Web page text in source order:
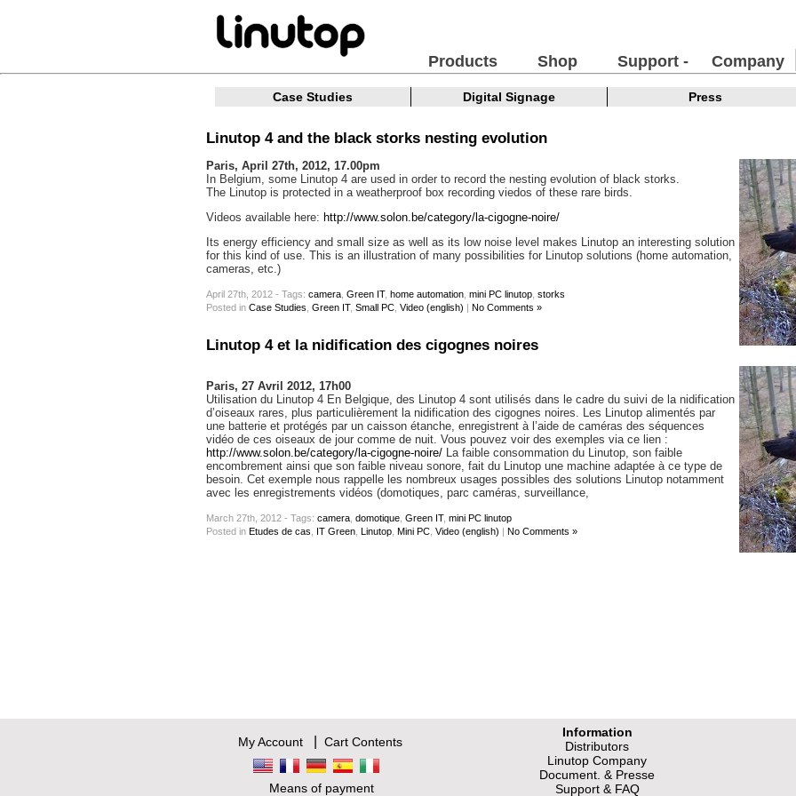
Products Shop
Support -
Company
Case Studies Digital Signage Press
Linutop 4 and the black storks nesting evolution
Paris, April 27th, 2012, 17.00pm
In Belgium, some Linutop 4 are used in order to record the nesting evolution of black storks.
The Linutop is protected in a weatherproof box recording viedos of these rare birds.
Videos available here: http://www.solon.be/category/la-cigogne-noire/
Its energy efficiency and small size as well as its low noise level makes Linutop an interesting solution
for this kind of use. This is an illustration of many possibilities for Linutop solutions (home automation,
cameras, etc.)
April 27th, 2012 - Tags: camera Green IT, home automation mini PC linutop storks
Posted in Case Studies Green IT, Small PC Video (english) | No Comments »
Linutop 4 et la nidification des cigognes noires
Paris, 27 Avril 2012, 17h00
Utilisation du Linutop 4 En Belgique, des Linutop 4 sont utilisés dans le cadre du suivi de la nidification
d’oiseaux rares, plus particulièrement la nidification des cigognes noires. Les Linutop alimentés par
une batterie et protégés par un caisson étanche, enregistrent à l’aide de caméras des séquences
vidéo de ces oiseaux de jour comme de nuit. Vous pouvez voir des exemples via ce lien :
http://www.solon.be/category/la-cigogne-noire/ La faible consommation du Linutop, son faible
encombrement ainsi que son faible niveau sonore, fait du Linutop une machine adaptée à ce type de
besoin. Cet exemple nous rappelle les nombreux usages possibles des solutions Linutop notamment
avec les enregistrements vidéos (domotiques, parc caméras, surveillance,
March 27th, 2012 - Tags: camera domotique Green IT, mini PC linutop
Posted in Etudes de cas IT Green Linutop Mini PC Video (english) | No Comments »
My Account| Cart Contents
Means of payment
Information
Distributors
Linutop Company
Document. & Presse
Support & FAQ